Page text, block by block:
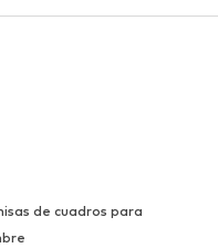
de cuadros para